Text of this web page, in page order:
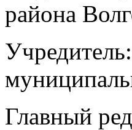
района
Главный